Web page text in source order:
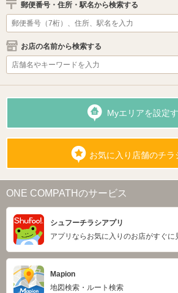
郵便番号・住所・駅名から検索する
お店の名前から検索する
Myエリアを設定
お気に入り店舗のチラ
ONE COMPATHのサービス
シュフーチラシアプリ
アプリならお気に入りのお店がすぐに
Mapion
地図検索・ルート検索